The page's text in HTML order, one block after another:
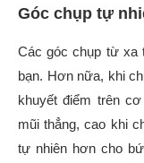
Góc chụp tự
Các góc chụp từ xa
bạn. Hơn nữa, khi
khuyết điểm trên
mũi thẳng, cao khi
tự nhiên hơn cho